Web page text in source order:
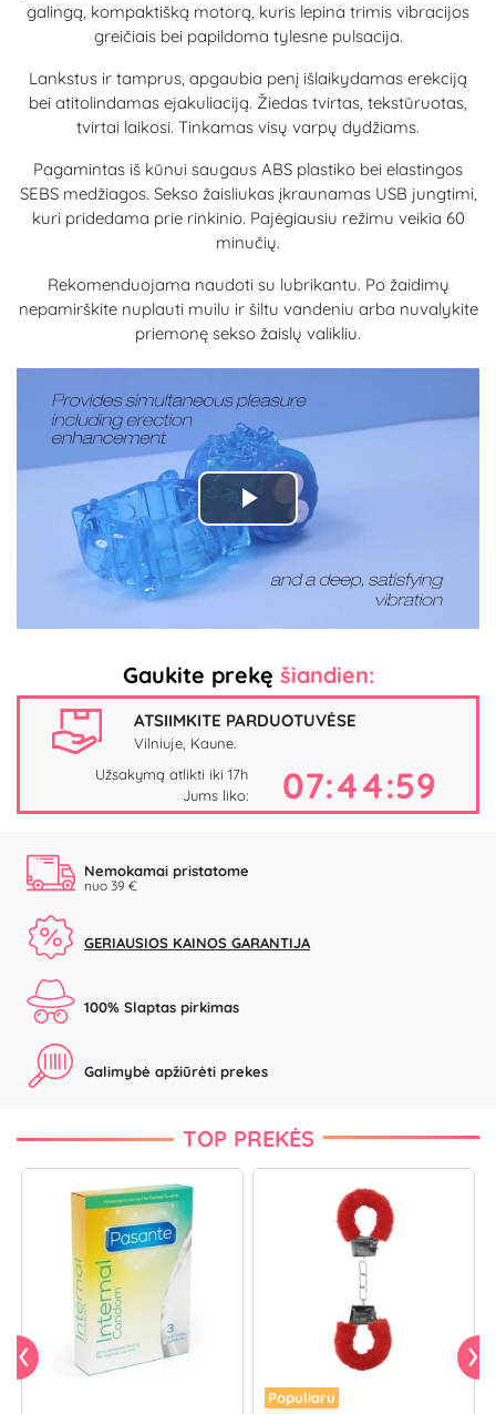
galingą, kompaktišką motorą, kuris lepina trimis vibracijos
greičiais bei papildoma tylesne pulsacija.
Lankstus ir tamprus, apgaubia penį išlaikydamas erekciją
bei atitolindamas ejakuliaciją. Žiedas tvirtas, tekstūruotas,
tvirtai laikosi. Tinkamas visų varpų dydžiams.
Pagamintas iš kūnui saugaus ABS plastiko bei elastingos
SEBS medžiagos. Sekso žaisliukas įkraunamas USB jungtimi,
kuri pridedama prie rinkinio. Pajėgiausiu režimu veikia 60
minučių.
Rekomenduojama naudoti su lubrikantu. Po žaidimų
nepamirškite nuplauti muilu ir šiltu vandeniu arba nuvalykite
priemonę sekso žaislų valikliu.
Play
Video
Gaukite prekę šiandien:
ATSIIMKITE PARDUOTUVĖSE
Vilniuje, Kaune.
Užsakymą atlikti iki 17h
Jums liko:
07:44:59
Nemokamai pristatome
nuo 39 €
GERIAUSIOS KAINOS GARANTIJA
100% Slaptas pirkimas
Galimybė apžiūrėti prekes
TOP PREKĖS
Populiaru